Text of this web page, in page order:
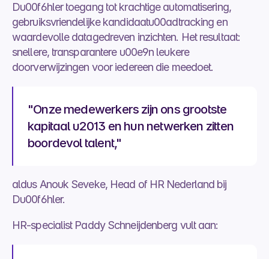
Du00f6hler toegang tot krachtige automatisering,
gebruiksvriendelijke kandidaatu00adtracking en
waardevolle datagedreven inzichten. Het resultaat:
snellere, transparantere u00e9n leukere
doorverwijzingen voor iedereen die meedoet.
"Onze medewerkers zijn ons grootste
kapitaal u2013 en hun netwerken zitten
boordevol talent,"
aldus Anouk Seveke, Head of HR Nederland bij
Du00f6hler.
HR-specialist Paddy Schneijdenberg vult aan: